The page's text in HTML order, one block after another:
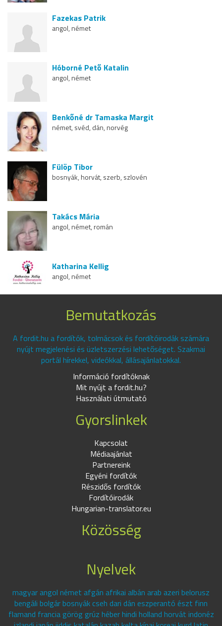
Fazekas Patrik
angol, német
Hóborné Pető Katalin
angol, német
Benkőné dr Tamaska Margit
német, svéd, dán, norvég
Fülöp Tibor
bosnyák, horvát, szerb, szlovén
Takács Mária
angol, német, román
Katharina Kellig
angol, német
Bemutatkozás
A fordit.hu a fordítók, tolmácsok és fordítóirodák számára
nyújt megjelenési és üzletszerzési lehetőséget. Szakmai
portál hírekkel, videókkal, állásajánlatokkal.
Információ fordítóknak
Mit nyújt a fordit.hu?
Használati útmutató
Gyorslinkek
Kapcsolat
Médiaajánlat
Partnereink
Egyéni fordítók
Részidős fordítók
Fordítóirodák
Hungarian-translator.eu
Közösség
Nyelvek
magyar angol német afgán afrikai albán arab azeri belorusz
bengáli bolgár bosnyák cseh dari dán eszperantó észt finn
flamand francia görög grúz héber hindi holland horvát indonéz